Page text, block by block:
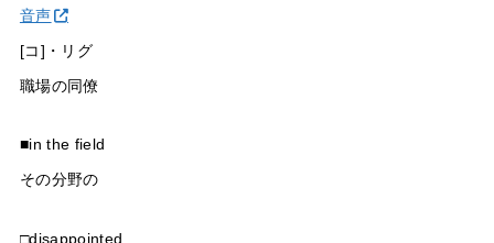
音声
[コ]・リグ
職場の同僚
■in the field
その分野の
□disappointed